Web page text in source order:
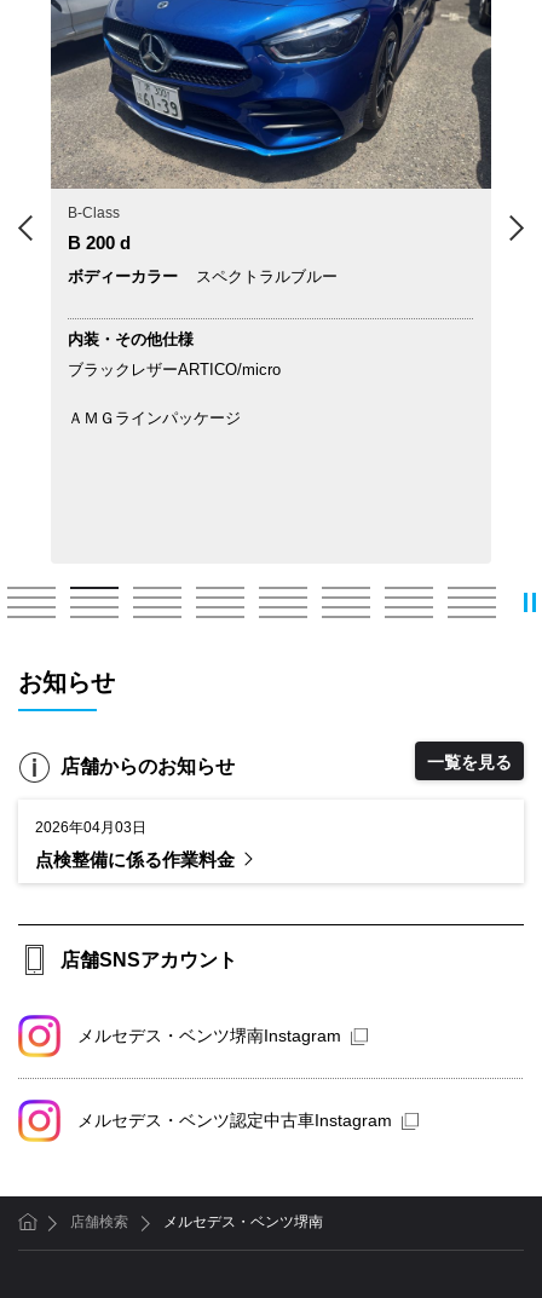
CLA Shooting Brake
CLA 220 Shooting Brake
ボディーカラー ポーラーホワイト
内装・その他仕様
【内装】
【オプション】
お知らせ
店舗からのお知らせ 一覧を見る
2026年04月03日
点検整備に係る作業料金
店舗SNSアカウント
メルセデス・ベンツ堺南Instagram
メルセデス・ベンツ認定中古車Instagram
ホーム店舗検索 メルセデス・ベンツ堺南